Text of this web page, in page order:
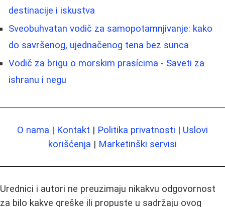
destinacije i iskustva
Sveobuhvatan vodič za samopotamnjivanje: kako
do savršenog, ujednačenog tena bez sunca
Vodič za brigu o morskim prasícima - Saveti za
ishranu i negu
O nama | Kontakt | Politika privatnosti | Uslovi
korišćenja | Marketinški servisi
Urednici i autori ne preuzimaju nikakvu odgovornost
za bilo kakve greške ili propuste u sadržaju ovog